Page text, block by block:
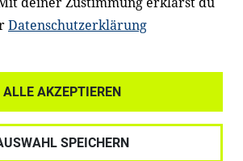
Verbänden, Unternehmen
zusammen.
Datenschutz
Datenschutzerklärung
ALLE AKZEPTIEREN
SPEICHERN